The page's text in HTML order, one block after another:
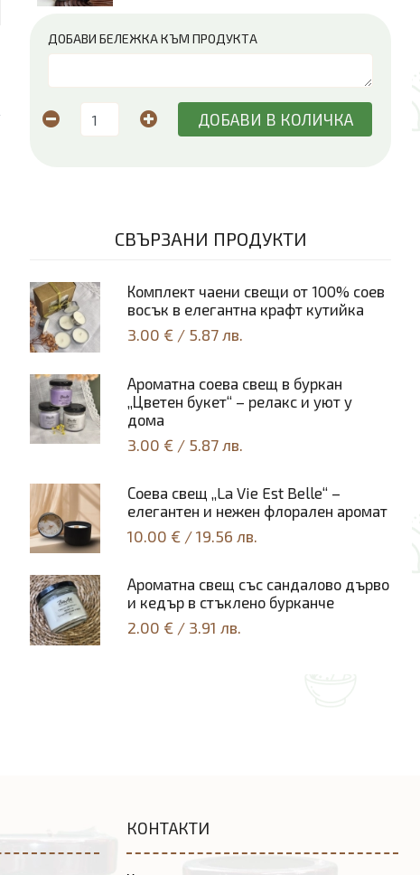
ДОБАВИ БЕЛЕЖКА КЪМ ПРОДУКТА
ДОБАВИ В КОЛИЧКА
СВЪРЗАНИ ПРОДУКТИ
Комплект чаени свещи от 100% соев
восък в елегантна крафт кутийка
3.00 € / 5.87 лв.
Ароматна соева свещ в буркан
„Цветен букет“ – релакс и уют у
дома
3.00 € / 5.87 лв.
Соeва свещ „La Vie Est Belle“ –
елегантен и нежен флорален аромат
10.00 € /19.56 лв.
Ароматна свещ със сандалово дърво
и кедър в стъклено бурканче
2.00 € / 3.91 лв.
КОНТАКТИ